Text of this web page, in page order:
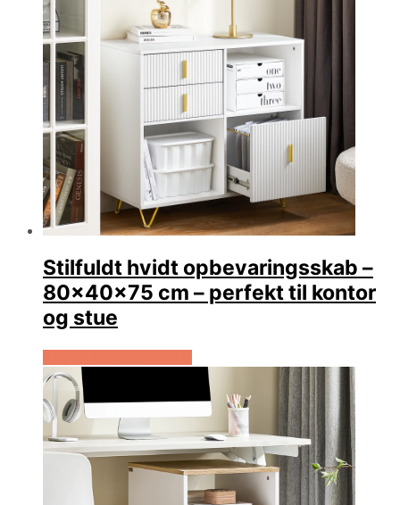
Stilfuldt hvidt opbevaringsskab –
80x40x75 cm – perfekt til kontor
og stue